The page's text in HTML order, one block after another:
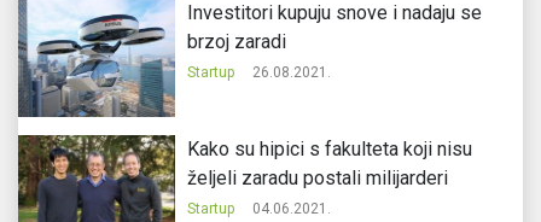
Investitori kupuju snove i nadaju se
brzoj zaradi
Startup 26.08.2021.
Kako su hipici s fakulteta koji nisu
željeli zaradu postali milijarderi
Startup 04.06.2021.